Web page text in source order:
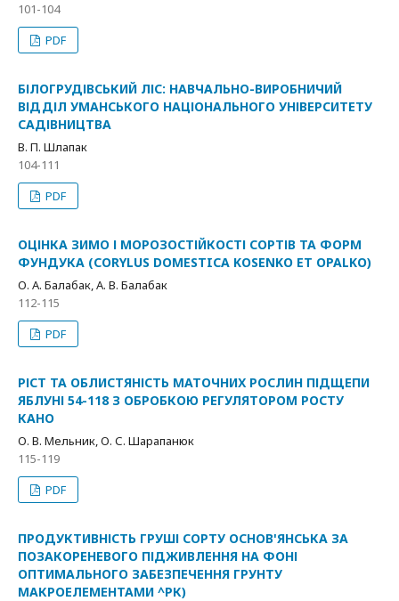
101-104
PDF
БІЛОГРУДІВСЬКИЙ ЛІС: НАВЧАЛЬНО-ВИРОБНИЧИЙ
ВІДДІЛ УМАНСЬКОГО НАЦІОНАЛЬНОГО УНІВЕРСИТЕТУ
САДІВНИЦТВА
В. П. Шлапак
104-111
PDF
ОЦІНКА ЗИМО І МОРОЗОСТІЙКОСТІ СОРТІВ ТА ФОРМ
ФУНДУКА (CORYLUS DOMESTICA KOSENKO ET OPALKO)
О. А. Балабак, А. В. Балабак
112-115
PDF
РІСТ ТА ОБЛИСТЯНІСТЬ МАТОЧНИХ РОСЛИН ПІДЩЕПИ
ЯБЛУНІ 54-118 З ОБРОБКОЮ РЕГУЛЯТОРОМ РОСТУ
КАНО
О. В. Мельник, О. С. Шарапанюк
115-119
PDF
ПРОДУКТИВНІСТЬ ГРУШІ СОРТУ ОСНОВ'ЯНСЬКА ЗА
ПОЗАКОРЕНЕВОГО ПІДЖИВЛЕННЯ НА ФОНІ
ОПТИМАЛЬНОГО ЗАБЕЗПЕЧЕННЯ ГРУНТУ
МАКРОЕЛЕМЕНТАМИ ^РК)